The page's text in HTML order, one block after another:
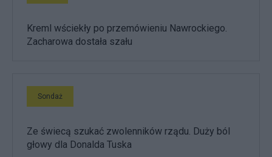
Kreml wściekły po przemówieniu Nawrockiego.
Zacharowa dostała szału
Sondaż
Ze świecą szukać zwolenników rządu. Duży ból
głowy dla Donalda Tuska